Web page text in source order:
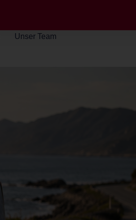
Unser Team